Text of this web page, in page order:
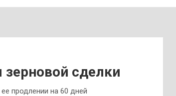
зерновой сделки
продлении на 60 дней